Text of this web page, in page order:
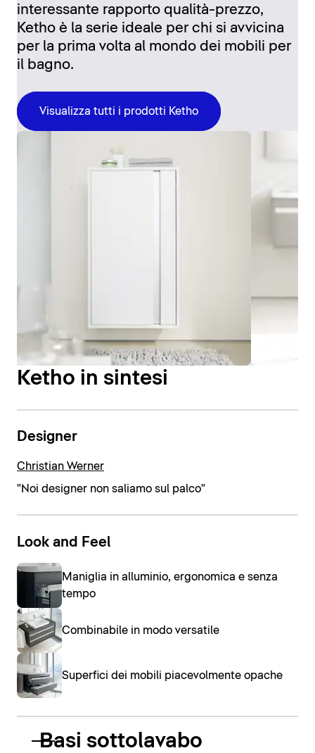
interessante rapporto qualità-prezzo,
Ketho è la serie ideale per chi si avvicina
per la prima volta al mondo dei mobili per
il bagno.
Visualizza tutti i prodotti Ketho
Ketho in sintesi
Designer
Christian Werner
"Noi designer non saliamo sul palco"
Look and Feel
Maniglia in alluminio, ergonomica e senza
tempo
Combinabile in modo versatile
Superfici dei mobili piacevolmente opache
Basi sottolavabo